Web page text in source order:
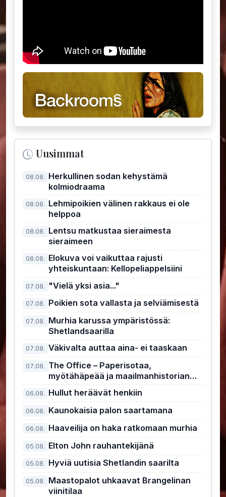
Uusimmat
08.08. Herkullinen sodan kehystämä
kolmiodraama
08.08. Lehmipoikien välinen rakkaus ei ole
helppoa
08.08. Lentsu matkustaa sieraimesta
sieraimeen
08.08. Elokuva voi vaikuttaa rajusti
yhteiskuntaan: Kellopeliappelsiini
07.08. "Vielä yksi asia..."
07.08. Poikien sota vallasta ja selviämisestä
07.08. Murhia karussa ympäristössä:
Shetlandsaarilla
07.08. Väkivalta auttaa aina- ei taaskaan
07.08. The Office – Paperisotaa,
myötähäpeää ja maailmanhistorian
kiusallisin pomo
06.08. Hullut heräävät henkiin
06.08. Kaunokaisia palon saartamana
06.08. Haaveilija on haka ratkomaan murhia
05.08. Elton John rauhantekijänä
05.08. Hyviä uutisia Shetlandin saarilta
05.08. Maastopalot uhkaavat Brangelinan
viinitilaa